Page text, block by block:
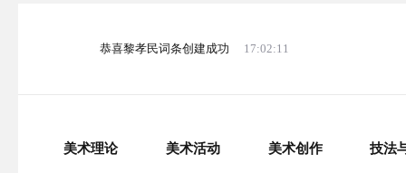
恭喜黎孝民词条创建成功 17:02:11
美术理论 美术活动 美术创作 技法